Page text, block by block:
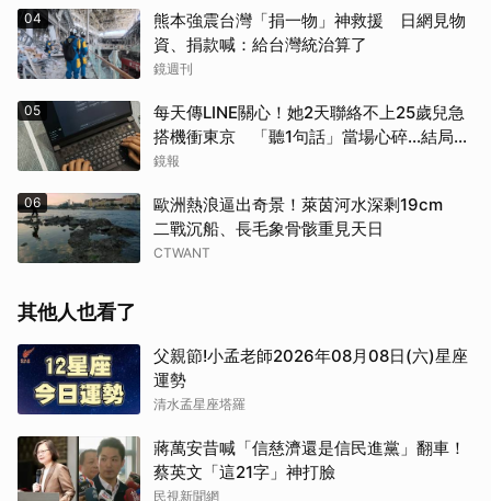
04
熊本強震台灣「捐一物」神救援 日網見物
資、捐款喊：給台灣統治算了
鏡週刊
05
每天傳LINE關心！她2天聯絡不上25歲兒急
搭機衝東京 「聽1句話」當場心碎...結局看
哭網
鏡報
06
歐洲熱浪逼出奇景！萊茵河水深剩19cm
二戰沉船、長毛象骨骸重見天日
CTWANT
其他人也看了
父親節!小孟老師2026年08月08日(六)星座
運勢
清水孟星座塔羅
蔣萬安昔喊「信慈濟還是信民進黨」翻車！
蔡英文「這21字」神打臉
民視新聞網